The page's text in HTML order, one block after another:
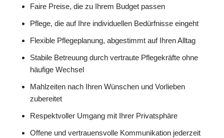
Faire Preise, die zu Ihrem Budget passen
Pflege, die auf Ihre individuellen Bedürfnisse eingeht
Flexible Pflegeplanung, abgestimmt auf Ihren Alltag
Stabile Betreuung durch vertraute Pflegekräfte ohne
häufige Wechsel
Mahlzeiten nach Ihren Wünschen und Vorlieben
zubereitet
Respektvoller Umgang mit Ihrer Privatsphäre
Offene und vertrauensvolle Kommunikation jederzeit